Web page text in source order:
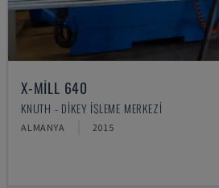
X-MILL 640
KNUTH - DIKEY İŞLEME MERKEZI
ALMANYA 2015